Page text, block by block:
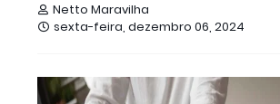
Netto Maravilha
sexta-feira, dezembro 06, 2024